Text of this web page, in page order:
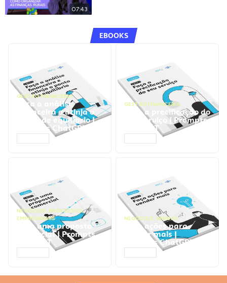
07:43
EBOOKS
GESTÃO FINANCEIRA
Faça a análise
financeira e atinja o
ponto de equilíbrio |
Prompts ChatGPT
GESTÃO FINANCEIRA
Faça a precificação do
seu serviço | Prompts
ChatGPT
NEGÓCIOS, PROCESSOS
EMPRESARIAIS
Faça uma proposta
comercial | Prompts
ChatGPT
NEGÓCIOS, VENDAS
Faça ações para
vender mais |
Prompts ChatGPT